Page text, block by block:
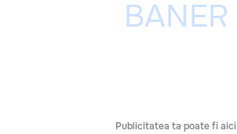
Publicitatea ta poate fi aici